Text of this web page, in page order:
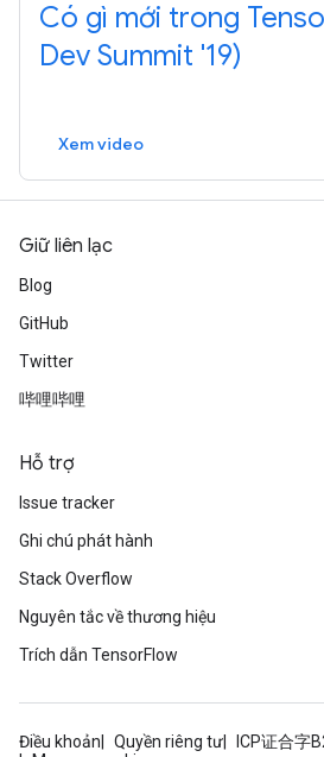
Có gì mới trong
Dev Summit '19)
Xem video
Giữ liên lạc
Blog
GitHub
Twitter
哔哩哔哩
Hỗ trợ
Issue tracker
Ghi chú phát hành
Stack Overflow
Nguyên tắc về thương hiệu
Trích dẫn TensorFlow
Điều khoản Quyền riêng tư
ICP证合字